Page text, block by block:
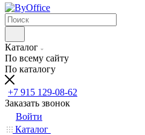
Каталог
По всему сайту
По каталогу
+7 915 129-08-62
Заказать звонок
Войти
Каталог